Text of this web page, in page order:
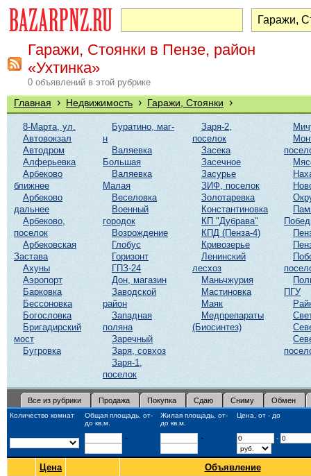
Гаражи, Стоянки в Пензе, район
«Ухтинка»
0 объявлений в этой рубрике
Главная › Недвижимость › Гаражи, Стоянки ›
8-Марта, ул.
Автовокзал
Автодром
Алферьевка
Арбеково
ближнее
Арбеково
дальнее
Арбеково,
поселок
Арбековская
Застава
Ахуны
Аэропорт
Барковка
Бессоновка
Богословка
Бригадирский
мост
Бугровка
Буратино, маг-
н
Валяевка
Большая
Валяевка
Малая
Веселовка
Военный
городок
Возрождение
Глобус
Горизонт
ГПЗ-24
Дон, магазин
Заводской
район
Западная
поляна
Заречный
Заря, совхоз
Заря-1,
поселок
Заря-2,
поселок
Засека
Засечное
Засурье
ЗИФ, поселок
Золотаревка
Константиновка
КП "Дубрава"
КПД (Пенза-4)
Кривозерье
Ленинский
лесхоз
Маньчжурия
Мастиновка
Маяк
Медпрепараты
(Биосинтез)
ПГУ
Все из рубрики Продажа Покупка Сдаю Сниму Обмен
Количество комнат
Общая площадь, от-
до кв.м.
Жилая площадь, от-
до кв.м.
Цена, от - до
- - -
Цена Объявление